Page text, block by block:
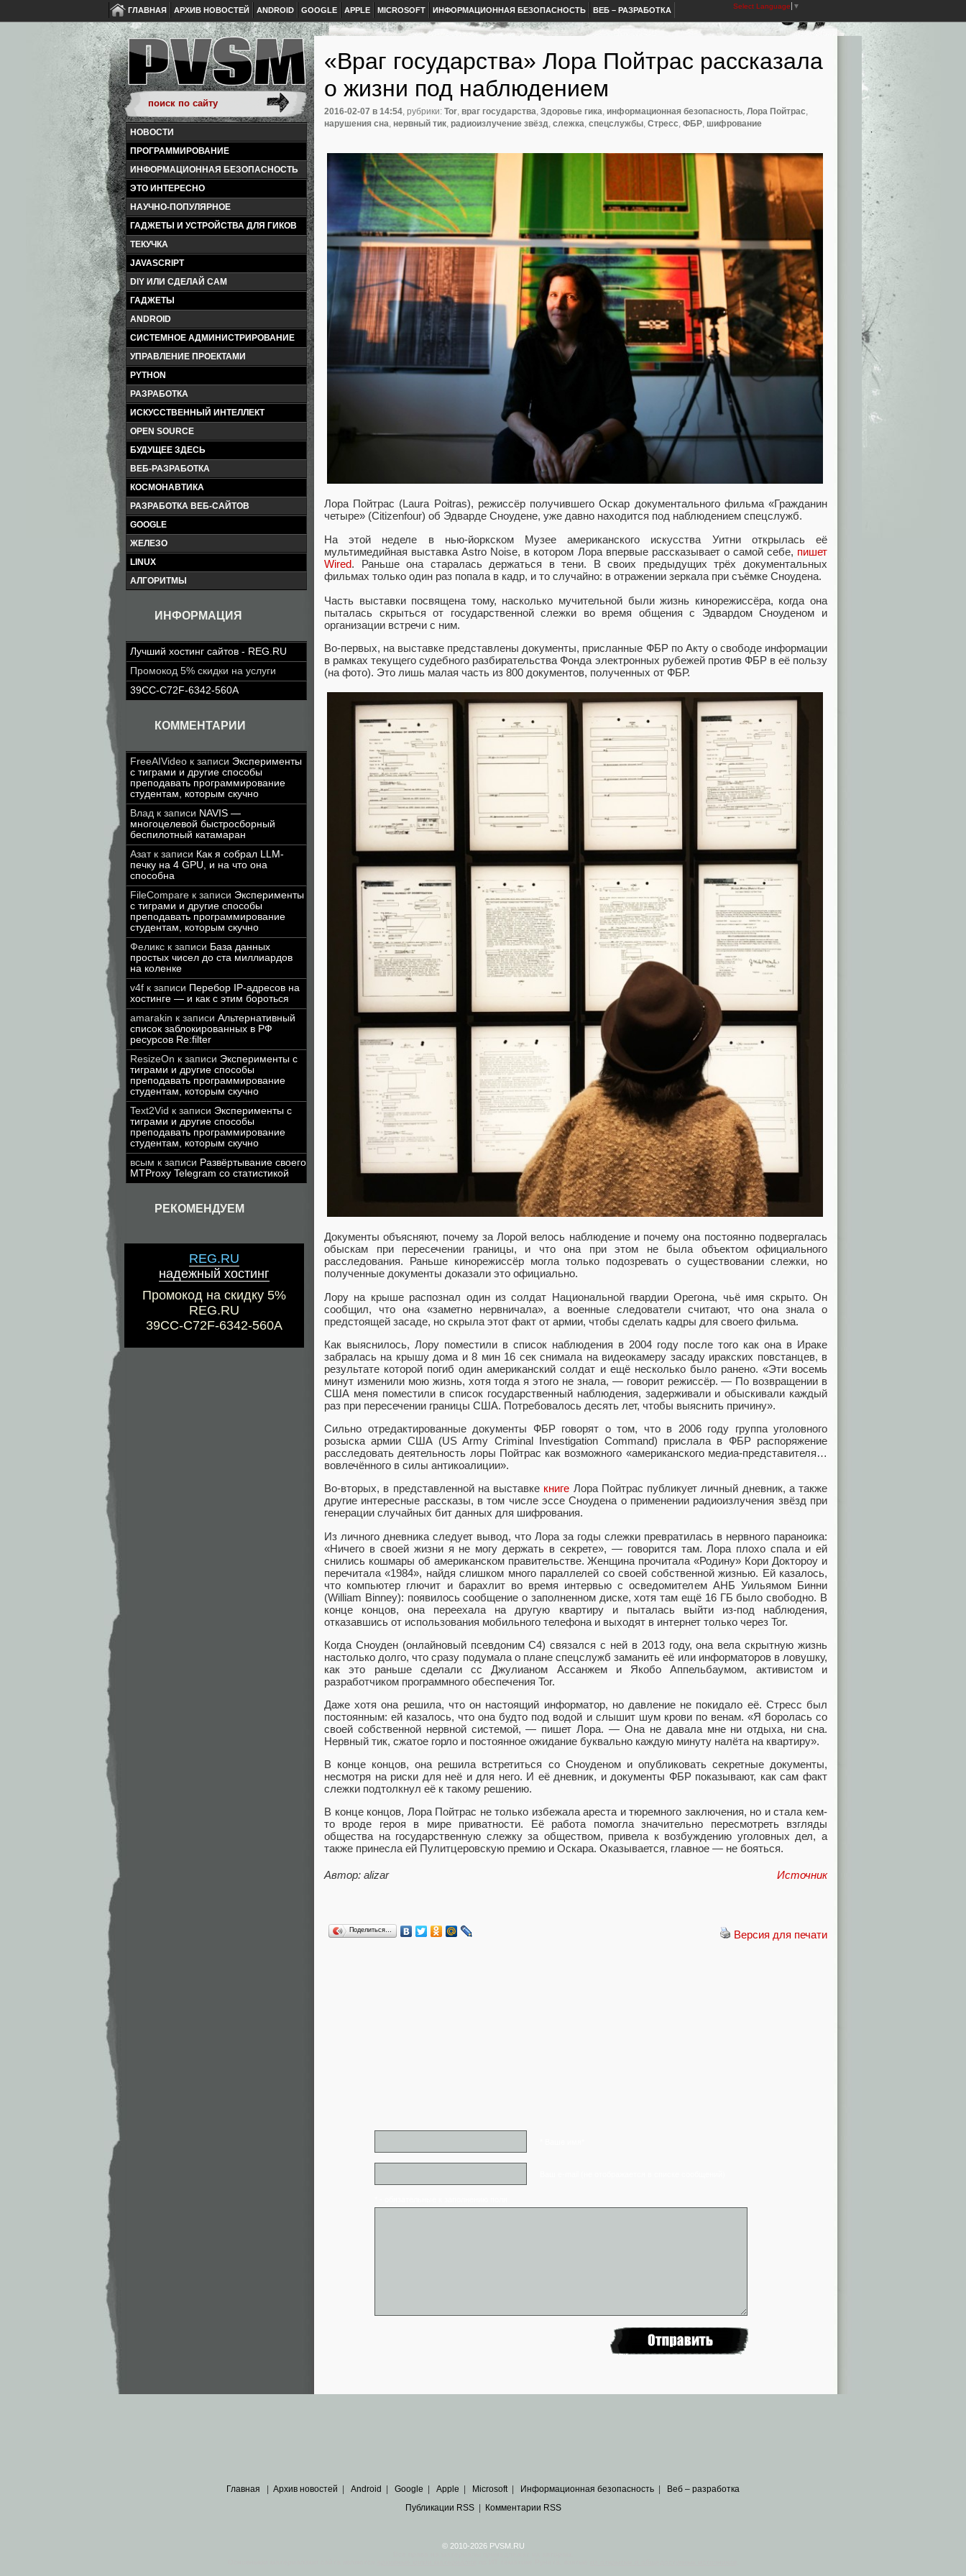
ГЛАВНАЯ АРХИВ НОВОСТЕЙ ANDROID GOOGLE APPLE MICROSOFT ИНФОРМАЦИОННАЯ БЕЗОПАСНОСТЬ ВЕБ – РАЗРАБОТКА Select Language ▼
НОВОСТИ
ПРОГРАММИРОВАНИЕ
ИНФОРМАЦИОННАЯ БЕЗОПАСНОСТЬ
ЭТО ИНТЕРЕСНО
НАУЧНО-ПОПУЛЯРНОЕ
ГАДЖЕТЫ И УСТРОЙСТВА ДЛЯ ГИКОВ
ТЕКУЧКА
JAVASCRIPT
DIY ИЛИ СДЕЛАЙ САМ
ГАДЖЕТЫ
ANDROID
СИСТЕМНОЕ АДМИНИСТРИРОВАНИЕ
УПРАВЛЕНИЕ ПРОЕКТАМИ
PYTHON
РАЗРАБОТКА
ИСКУССТВЕННЫЙ ИНТЕЛЛЕКТ
OPEN SOURCE
БУДУЩЕЕ ЗДЕСЬ
ВЕБ-РАЗРАБОТКА
КОСМОНАВТИКА
РАЗРАБОТКА ВЕБ-САЙТОВ
GOOGLE
ЖЕЛЕЗО
LINUX
АЛГОРИТМЫ
ИНФОРМАЦИЯ
Лучший хостинг сайтов - REG.RU
Промокод 5% скидки на услуги
39CC-C72F-6342-560A
КОММЕНТАРИИ
FreeAIVideo к записи Эксперименты
с тиграми и другие способы
преподавать программирование
студентам, которым скучно
Влад к записи NAVIS —
многоцелевой быстросборный
беспилотный катамаран
Азатк записи Как я собрал LLM-
печку на 4 GPU, и на что она
способна
FileCompare к записи Эксперименты
с тиграми и другие способы
преподавать программирование
студентам, которым скучно
Феликс к записи База данных
простых чисел до ста миллиардов
на коленке
v4f к записи Перебор IP-адресов на
хостинге — и как с этим бороться
amarakin к записи Альтернативный
список заблокированных в РФ
ресурсов Re:filter
ResizeOn к записи Эксперименты с
тиграми и другие способы
преподавать программирование
студентам, которым скучно
Text2Vid к записи Эксперименты с
тиграми и другие способы
преподавать программирование
студентам, которым скучно
всым к записи Развёртывание своего
MTProxy Telegram со статистикой
РЕКОМЕНДУЕМ
REG.RU
надежный хостинг
Промокод на скидку 5%
REG.RU
39CC-C72F-6342-560A
«Враг государства» Лора Пойтрас рассказала
о жизни под наблюдением
2016-02-07 в 14:54, рубрики: Tor, враг государства, Здоровье гика, информационная безопасность, Лора Пойтрас,
нарушения сна, нервный тик, радиоизлучение звёзд, слежка, спецслужбы, Стресс, ФБР, шифрование
Лора Пойтрас (Laura Poitras), режиссёр получившего Оскар документального фильма «Гражданин
четыре» (Citizenfour) об Эдварде Сноудене, уже давно находится под наблюдением спецслужб.
На этой неделе в нью-йоркском Музее американского искусства Уитни открылась её
мультимедийная выставка Astro Noise, в котором Лора впервые рассказывает о самой себе, пишет
Wired. Раньше она старалась держаться в тени. В своих предыдущих трёх документальных
фильмах только один раз попала в кадр, и то случайно: в отражении зеркала при съёмке Сноудена.
Часть выставки посвящена тому, насколько мучительной были жизнь кинорежиссёра, когда она
пыталась скрыться от государственной слежки во время общения с Эдвардом Сноуденом и
организации встречи с ним.
Во-первых, на выставке представлены документы, присланные ФБР по Акту о свободе информации
в рамках текущего судебного разбирательства Фонда электронных рубежей против ФБР в её пользу
(на фото). Это лишь малая часть из 800 документов, полученных от ФБР.
Документы объясняют, почему за Лорой велось наблюдение и почему она постоянно подвергалась
обыскам при пересечении границы, и что она при этом не была объектом официального
расследования. Раньше кинорежиссёр могла только подозревать о существовании слежки, но
полученные документы доказали это официально.
Лору на крыше распознал один из солдат Национальной гвардии Орегона, чьё имя скрыто. Он
сообщил, что она «заметно нервничала», а военные следователи считают, что она знала о
предстоящей засаде, но скрыла этот факт от армии, чтобы сделать кадры для своего фильма.
Как выяснилось, Лору поместили в список наблюдения в 2004 году после того как она в Ираке
забралась на крышу дома и 8 мин 16 сек снимала на видеокамеру засаду иракских повстанцев, в
результате которой погиб один американский солдат и ещё несколько было ранено. «Эти восемь
минут изменили мою жизнь, хотя тогда я этого не знала, — говорит режиссёр. — По возвращении в
США меня поместили в список государственный наблюдения, задерживали и обыскивали каждый
раз при пересечении границы США. Потребовалось десять лет, чтобы выяснить причину».
Сильно отредактированные документы ФБР говорят о том, что в 2006 году группа уголовного
розыска армии США (US Army Criminal Investigation Command) прислала в ФБР распоряжение
расследовать деятельность лоры Пойтрас как возможного «американского медиа-представителя…
вовлечённого в силы антикоалиции».
Во-вторых, в представленной на выставке книге Лора Пойтрас публикует личный дневник, а также
другие интересные рассказы, в том числе эссе Сноудена о применении радиоизлучения звёзд при
генерации случайных бит данных для шифрования.
Из личного дневника следует вывод, что Лора за годы слежки превратилась в нервного параноика:
«Ничего в своей жизни я не могу держать в секрете», — говорится там. Лора плохо спала и ей
снились кошмары об американском правительстве. Женщина прочитала «Родину» Кори Доктороу и
перечитала «1984», найдя слишком много параллелей со своей собственной жизнью. Ей казалось,
что компьютер глючит и барахлит во время интервью с осведомителем АНБ Уильямом Бинни
(William Binney): появилось сообщение о заполненном диске, хотя там ещё 16 ГБ было свободно. В
конце концов, она переехала на другую квартиру и пыталась выйти из-под наблюдения,
отказавшись от использования мобильного телефона и выходят в интернет только через Tor.
Когда Сноуден (онлайновый псевдоним C4) связался с ней в 2013 году, она вела скрытную жизнь
настолько долго, что сразу подумала о плане спецслужб заманить её или информаторов в ловушку,
как это раньше сделали сс Джулианом Ассанжем и Якобо Аппельбаумом, активистом и
разработчиком программного обеспечения Tor.
Даже хотя она решила, что он настоящий информатор, но давление не покидало её. Стресс был
постоянным: ей казалось, что она будто под водой и слышит шум крови по венам. «Я боролась со
своей собственной нервной системой, — пишет Лора. — Она не давала мне ни отдыха, ни сна.
Нервный тик, сжатое горло и постоянное ожидание буквально каждую минуту налёта на квартиру».
В конце концов, она решила встретиться со Сноуденом и опубликовать секретные документы,
несмотря на риски для неё и для него. И её дневник, и документы ФБР показывают, как сам факт
слежки подтолкнул её к такому решению.
В конце концов, Лора Пойтрас не только избежала ареста и тюремного заключения, но и стала кем-
то вроде героя в мире приватности. Её работа помогла значительно пересмотреть взгляды
общества на государственную слежку за обществом, привела к возбуждению уголовных дел, а
также принесла ей Пулитцеровскую премию и Оскара. Оказывается, главное — не бояться.
Автор: alizar Источник
Версия для печати
Поделиться…
Главная Архив новостей Android Google Apple Microsoft| Информационная безопасность
Веб – разработка
Публикации RSS| Комментарии RSS
© 2010-2026 PVSM.RU